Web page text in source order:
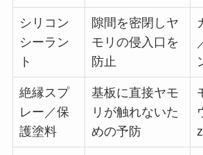
シリコン
シーラン
ト
隙間を密閉しヤ
モリの侵入口を
防止
絶縁スプ
レー／保
護塗料
基板に直接ヤモ
リが触れないた
めの予防